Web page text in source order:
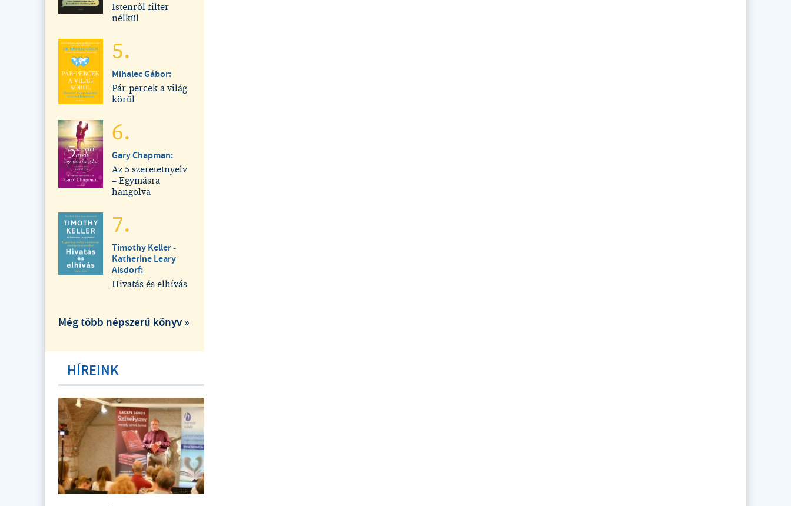
Istenről filter
nélkül
5.
Mihalec Gábor:
Pár-percek a világ
körül
6.
Gary Chapman:
Az 5 szeretetnyelv
– Egymásra
hangolva
7.
Timothy Keller -
Katherine Leary
Alsdorf:
Hivatás és elhívás
Még több népszerű könyv »
HÍREINK